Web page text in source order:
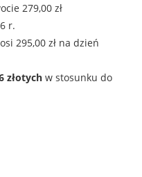
279,00 zł
r.
295,00 zł na dzień
złotych w stosunku do